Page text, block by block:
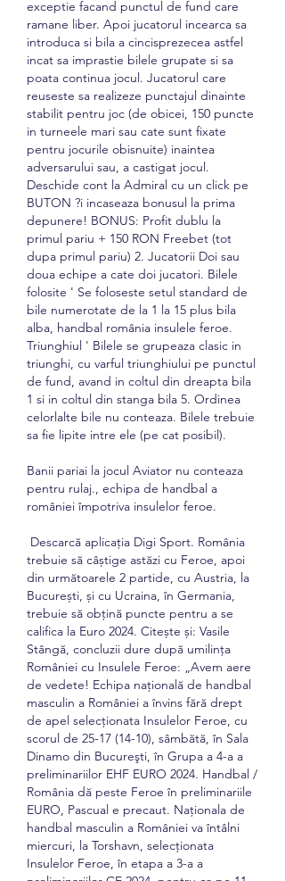
exceptie facand punctul de fund care
ramane liber. Apoi jucatorul incearca sa
introduca si bila a cincisprezecea astfel
incat sa imprastie bilele grupate si sa
poata continua jocul. Jucatorul care
reuseste sa realizeze punctajul dinainte
stabilit pentru joc (de obicei, 150 puncte
in turneele mari sau cate sunt fixate
pentru jocurile obisnuite) inaintea
adversarului sau, a castigat jocul.
Deschide cont la Admiral cu un click pe
BUTON ?i incaseaza bonusul la prima
depunere! BONUS: Profit dublu la
primul pariu + 150 RON Freebet (tot
dupa primul pariu) 2. Jucatorii Doi sau
doua echipe a cate doi jucatori. Bilele
folosite ' Se foloseste setul standard de
bile numerotate de la 1 la 15 plus bila
alba, handbal românia insulele feroe.
Triunghiul ' Bilele se grupeaza clasic in
triunghi, cu varful triunghiului pe punctul
de fund, avand in coltul din dreapta bila
1 si in coltul din stanga bila 5. Ordinea
celorlalte bile nu conteaza. Bilele trebuie
sa fie lipite intre ele (pe cat posibil).
Banii pariai la jocul Aviator nu conteaza
pentru rulaj., echipa de handbal a
româniei împotriva insulelor feroe.
trebuie să câștige astăzi cu Feroe, apoi
din următoarele 2 partide, cu Austria, la
București, și cu Ucraina, în Germania,
trebuie să obțină puncte pentru a se
califica la Euro 2024. Citește și: Vasile
Stângă, concluzii dure după umilința
României cu Insulele Feroe: „Avem aere
de vedete! Echipa naţională de handbal
masculin a României a învins fără drept
de apel selecţionata Insulelor Feroe, cu
scorul de 25-17 (14-10), sâmbătă, în Sala
Dinamo din Bucureşti, în Grupa a 4-a a
preliminariilor EHF EURO 2024. Handbal /
România dă peste Feroe în preliminariile
EURO, Pascual e precaut. Naţionala de
handbal masculin a României va întâlni
miercuri, la Torshavn, selecţionata
Insulelor Feroe, în etapa a 3-a a